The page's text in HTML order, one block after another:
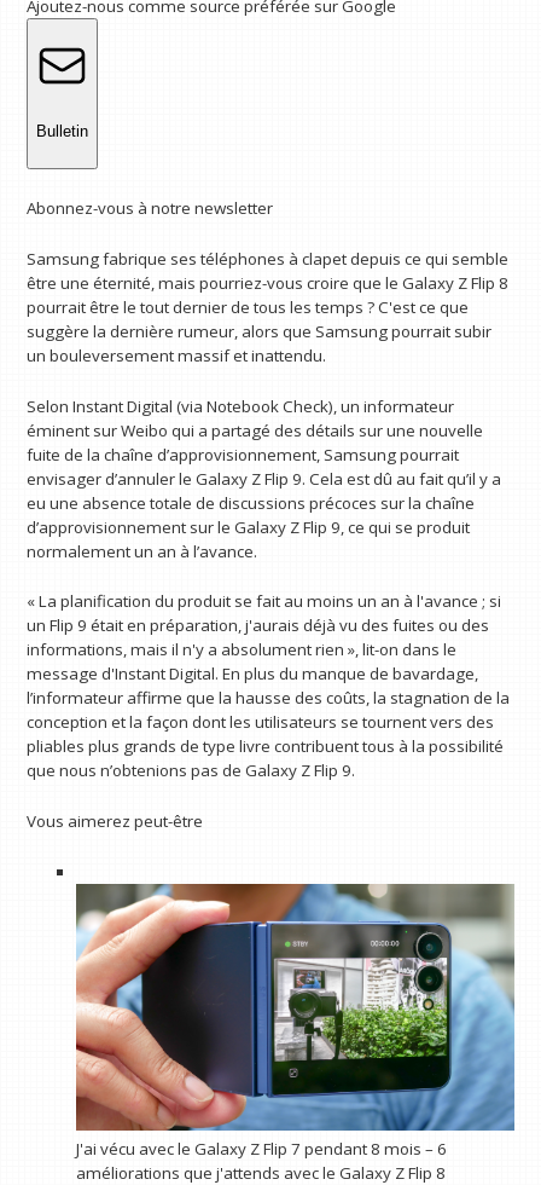
Ajoutez-nous comme source préférée sur Google
Bulletin
Abonnez-vous à notre newsletter
Samsung fabrique ses téléphones à clapet depuis ce qui semble
être une éternité, mais pourriez-vous croire que le Galaxy Z Flip 8
pourrait être le tout dernier de tous les temps ? C'est ce que
suggère la dernière rumeur, alors que Samsung pourrait subir
un bouleversement massif et inattendu.
Selon Instant Digital (via Notebook Check), un informateur
éminent sur Weibo qui a partagé des détails sur une nouvelle
fuite de la chaîne d’approvisionnement, Samsung pourrait
envisager d’annuler le Galaxy Z Flip 9. Cela est dû au fait qu’il y a
eu une absence totale de discussions précoces sur la chaîne
d’approvisionnement sur le Galaxy Z Flip 9, ce qui se produit
normalement un an à l’avance.
« La planification du produit se fait au moins un an à l'avance ; si
un Flip 9 était en préparation, j'aurais déjà vu des fuites ou des
informations, mais il n'y a absolument rien », lit-on dans le
message d'Instant Digital. En plus du manque de bavardage,
l’informateur affirme que la hausse des coûts, la stagnation de la
conception et la façon dont les utilisateurs se tournent vers des
pliables plus grands de type livre contribuent tous à la possibilité
que nous n’obtenions pas de Galaxy Z Flip 9.
Vous aimerez peut-être
J'ai vécu avec le Galaxy Z Flip 7 pendant 8 mois – 6
améliorations que j'attends avec le Galaxy Z Flip 8